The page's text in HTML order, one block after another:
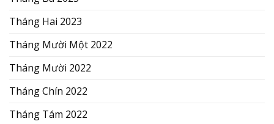
Tháng Hai 2023
Tháng Mười Một 2022
Tháng Mười 2022
Tháng Chín 2022
Tháng Tám 2022